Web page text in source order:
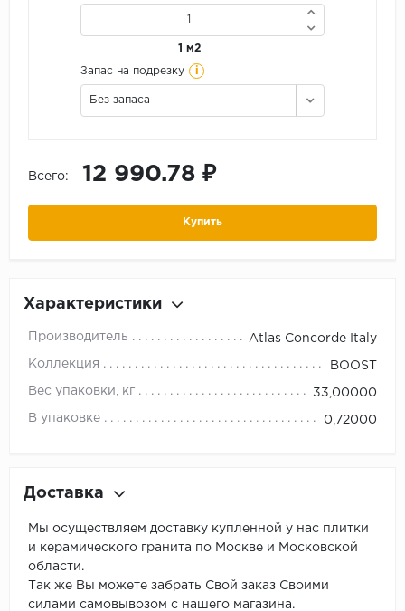
1 м2
Запас на подрезку i
Без запаса
Всего: 12 990.78 ₽
Купить
Характеристики
Производитель Atlas Concorde Italy
Коллекция BOOST
Вес упаковки, кг 33,00000
В упаковке 0,72000
Доставка
Мы осуществляем доставку купленной у нас плитки
и керамического гранита по Москве и Московской
области.
Так же Вы можете забрать Свой заказ Своими
силами самовывозом с нашего магазина.